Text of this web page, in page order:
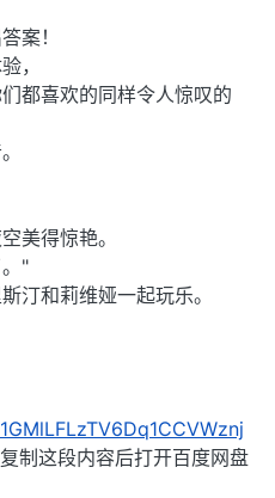
案！
，
都喜欢的同样令人惊叹的
美得惊艳。
"
汀和莉维娅一起玩乐。
制这段内容后打开百度网盘